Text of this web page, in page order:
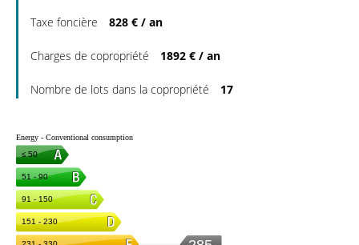
Taxe foncière 828 € / an
Charges de copropriété 1892 € / an
Nombre de lots dans la copropriété 17